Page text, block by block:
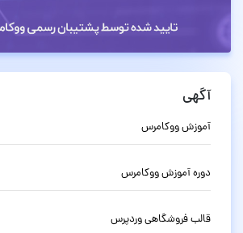
آگهی
آموزش ووکامرس
دوره آموزش ووکامرس
قالب فروشگاهی وردپرس